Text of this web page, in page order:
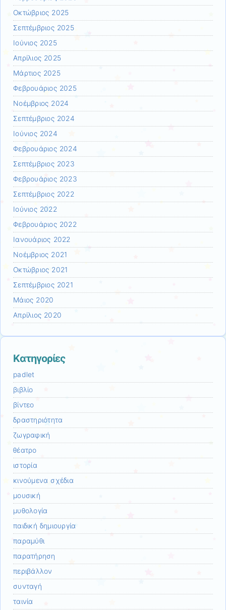
Οκτώβριος 2025
Σεπτέμβριος 2025
Ιούνιος 2025
Απρίλιος 2025
Μάρτιος 2025
Φεβρουάριος 2025
Νοέμβριος 2024
Σεπτέμβριος 2024
Ιούνιος 2024
Φεβρουάριος 2024
Σεπτέμβριος 2023
Φεβρουάριος 2023
Σεπτέμβριος 2022
Ιούνιος 2022
Φεβρουάριος 2022
Ιανουάριος 2022
Νοέμβριος 2021
Οκτώβριος 2021
Σεπτέμβριος 2021
Μάιος 2020
Απρίλιος 2020
Kατηγορίες
padlet
βιβλίο
βίντεο
δραστηριότητα
ζωγραφική
θέατρο
ιστορία
κινούμενα σχέδια
μουσική
μυθολογία
παιδική δημιουργία
παραμύθι
παρατήρηση
περιβάλλον
συνταγή
ταινία